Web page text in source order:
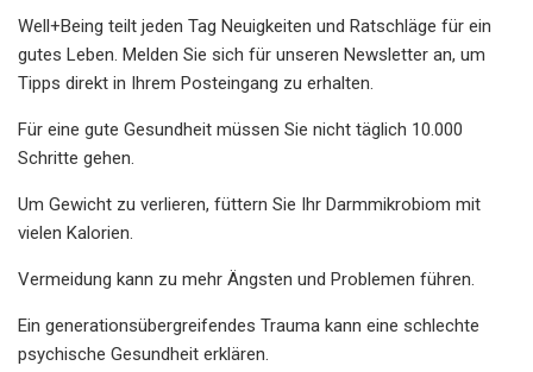
Well+Being teilt jeden Tag Neuigkeiten und Ratschläge für ein
gutes Leben. Melden Sie sich für unseren Newsletter an, um
Tipps direkt in Ihrem Posteingang zu erhalten.
Für eine gute Gesundheit müssen Sie nicht täglich 10.000
Schritte gehen.
Um Gewicht zu verlieren, füttern Sie Ihr Darmmikrobiom mit
vielen Kalorien.
Vermeidung kann zu mehr Ängsten und Problemen führen.
Ein generationsübergreifendes Trauma kann eine schlechte
psychische Gesundheit erklären.